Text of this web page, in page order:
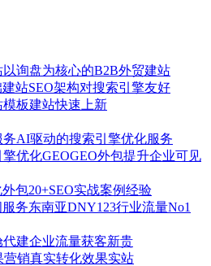
以询盘为核心的B2B外贸建站
建站SEO架构对搜索引擎友好
模板建站快速上新
务AI驱动的搜索引擎优化服务
优化GEOGEO外包提升企业可见
外包20+SEO实战案例经验
服务东南亚DNY123行业流量No1
代建企业流量获客新贵
营销真实转化效果实站